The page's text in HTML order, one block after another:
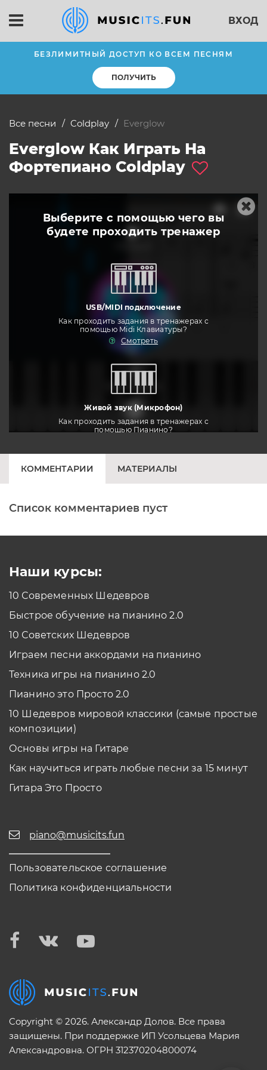
ВХОД
БЕЗЛИМИТНЫЙ ДОСТУП КО ВСЕМ ПЕСНЯМ
ПОЛУЧИТЬ
Все песни Coldplay everglow
Everglow Как Играть На
Фортепиано Coldplay
Выберите с помощью чего вы
будете проходить тренажер
USB/MIDI подключение
Как проходить задания в тренажерах с
помощью Midi Клавиатуры?
Смотреть
Живой звук (Микрофон)
Как проходить задания в тренажерах с
помощью Пианино?
Печатная клавиатура
Как проходить задания в тренажерах с
помощью Планшета/телефона?
тренировать
КОММЕНТАРИИ МАТЕРИАЛЫ
Список комментариев пуст
Наши курсы:
10 Современных Шедевров
Быстрое обучение на пианино 2.0
10 Советских Шедевров
Играем песни аккордами на пианино
Техника игры на пианино 2.0
Пианино это Просто 2.0
10 Шедевров мировой классики (самые простые
композиции)
Основы игры на Гитаре
Как научиться играть любые песни за 15 минут
Гитара Это Просто
piano@musicits.fun
Пользовательское соглашение
Политика конфиденциальности
Copyright © 2026. Александр Долов. Все права
защищены. При поддержке ИП Усольцева Мария
Александровна. ОГРН 312370204800074